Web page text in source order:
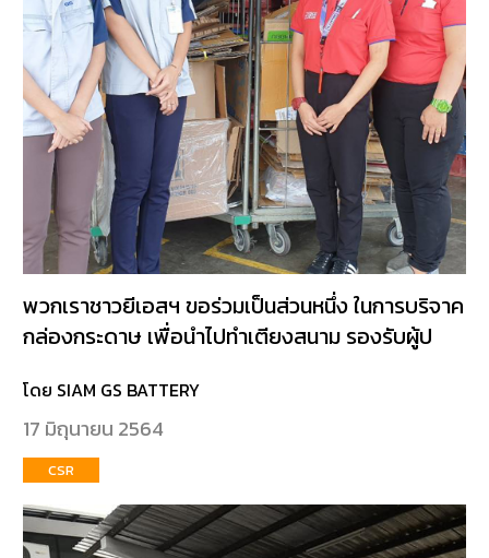
พวกเราชาวยีเอสฯ ขอร่วมเป็นส่วนหนึ่ง ในการบริจาค
กล่องกระดาษ เพื่อนำไปทำเตียงสนาม รองรับผู้ป
โดย SIAM GS BATTERY
17 มิถุนายน 2564
CSR